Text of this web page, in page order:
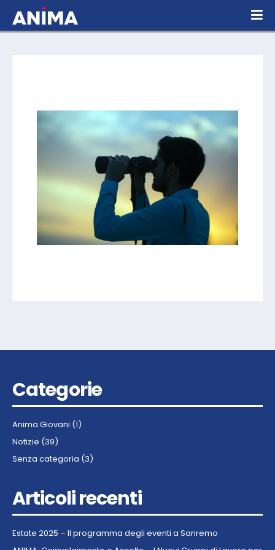
Categorie
Anima Giovani (1)
Notizie (39)
Senza categoria (3)
Articoli recenti
Estate 2025 – Il programma degli eventi a Sanremo